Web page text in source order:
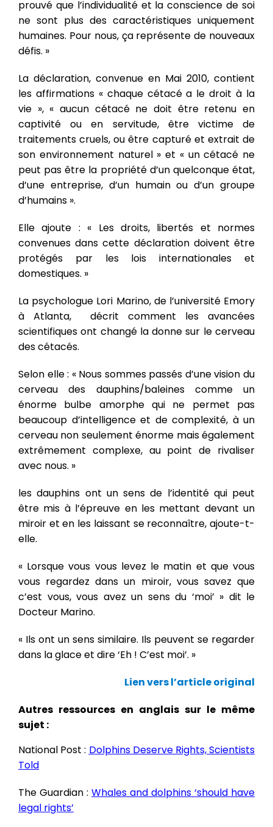
prouvé que l’individualité et la conscience de soi
ne sont plus des caractéristiques uniquement
humaines. Pour nous, ça représente de nouveaux
défis. »
La déclaration, convenue en Mai 2010, contient
les affirmations « chaque cétacé a le droit à la
vie », « aucun cétacé ne doit être retenu en
captivité ou en servitude, être victime de
traitements cruels, ou être capturé et extrait de
son environnement naturel » et « un cétacé ne
peut pas être la propriété d’un quelconque état,
d’une entreprise, d’un humain ou d’un groupe
d’humains ».
Elle ajoute : « Les droits, libertés et normes
convenues dans cette déclaration doivent être
protégés par les lois internationales et
domestiques. »
La psychologue Lori Marino, de l’université Emory
à Atlanta, décrit comment les avancées
scientifiques ont changé la donne sur le cerveau
des cétacés.
Selon elle : « Nous sommes passés d’une vision du
cerveau des dauphins/baleines comme un
énorme bulbe amorphe qui ne permet pas
beaucoup d’intelligence et de complexité, à un
cerveau non seulement énorme mais également
extrêmement complexe, au point de rivaliser
avec nous. »
les dauphins ont un sens de l’identité qui peut
être mis à l’épreuve en les mettant devant un
miroir et en les laissant se reconnaître, ajoute-t-
elle.
« Lorsque vous vous levez le matin et que vous
vous regardez dans un miroir, vous savez que
c’est vous, vous avez un sens du ‘moi’ » dit le
Docteur Marino.
« Ils ont un sens similaire. Ils peuvent se regarder
dans la glace et dire ‘Eh ! C’est moi’. »
Lien vers l’article original
Autres ressources en anglais sur le même
sujet :
National Post : Dolphins Deserve Rights, Scientists
Told
The Guardian : Whales and dolphins ‘should have
legal rights’